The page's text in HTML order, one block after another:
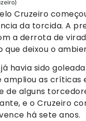
Cruzeiro
da torcida. A
a derrota de
deixou o
havia sido
ampliou as
de alguns
e o Cruzeiro
há sete anos.